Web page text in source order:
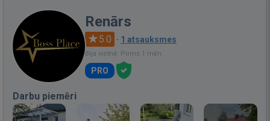
Renārs
5.0 · 1 atsauksmes
Bija vietnē: Pirms 1 mēn.
PRO
Darbu piemēri